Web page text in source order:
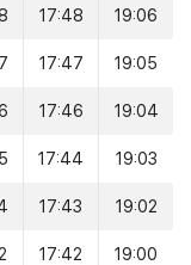
17:48 19:06
17:47 19:05
17:46 19:04
17:44 19:03
17:43 19:02
17:42 19:00